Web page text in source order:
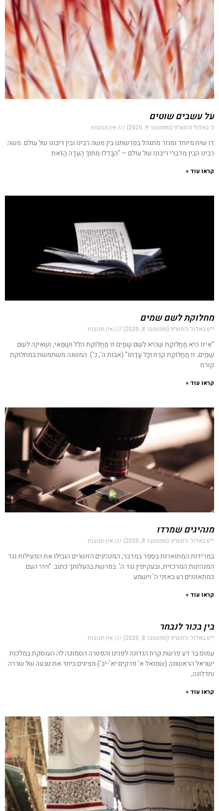
על עשבים שוטים
כ׳ באלול ה׳תש״פ (ספטמבר 9, 2020) אין תגובות
דו שיח מיוחד ומוזר מתנהל בפרשתנו בין משה רבינו ובין ריבונו של עולם. משה
רבינו הבין מדברי ריבונו של עולם – "הִבָּדְלוּ מִתּוֹךְ הָעֵדָה הַזֹּאת
קראו עוד »
מחלוקת לשם שמים
י״ט באלול ה׳תש״פ (ספטמבר 8, 2020) אין תגובות
"אֵיזוֹ הִיא מַחֲלוֹקֶת שֶׁהִיא לְשֵׁם שָׁמַיִם זוֹ מַחֲלוֹקֶת הִלֵל וְשַׁמַּאי, וְשֶׁאֵינָהּ לְשֵׁם
שָׁמַיִם, זוֹ מַחֲלוֹקֶת קֹרַח וְכָל עֲדָתוֹ" (אבות ה', כ'). המשנה משתמשת במחלוקת
קורח
קראו עוד »
מנהיגים שמרדו
י״ט באלול ה׳תש״פ (ספטמבר 8, 2020) אין תגובות
במרידות המתוארות בספר במדבר, המנהיגים הזוטרים הובילו את הפעילות נגד
המנהיגות המרכזית, ובעקיפין נגד ה'. בפרשת בהעלותך כתוב: "ויהי העם
כמתאוננים רע באזני ה' וישמע
קראו עוד »
בין בכור לנבחר
י״ט באלול ה׳תש״פ (ספטמבר 8, 2020) אין תגובות
עמוס בר דע פרשת קרח הנדונה לפנינו והפטרה הסמוכה לה העוסקת במלכות
ישראל הראשונה (שמואל א' פרקים יא'-יב') מציגים ביחד את טבעה של שררה
וחדלונה,
קראו עוד »